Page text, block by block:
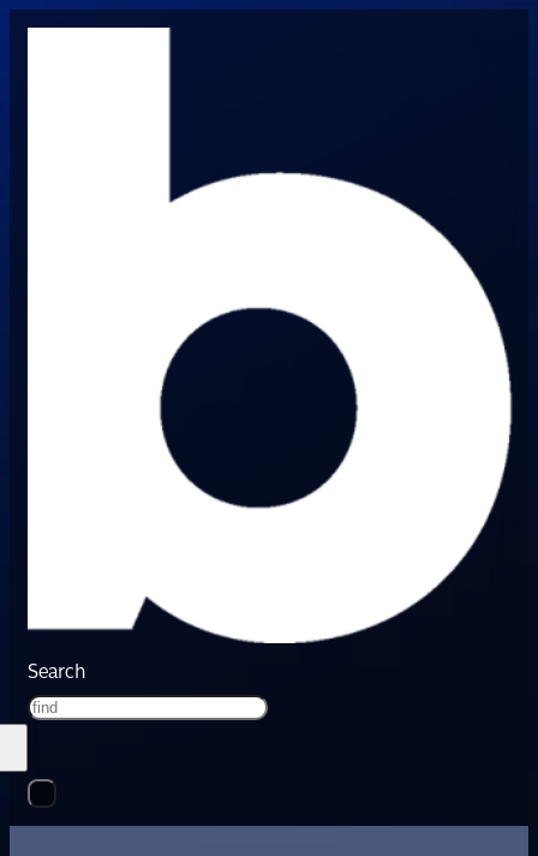
Search